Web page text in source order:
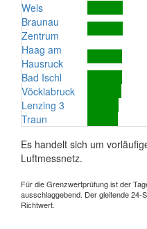
Wels
Braunau
Zentrum
Haag am
Hausruck
Bad Ischl
Vöcklabruck
Lenzing 3
Traun
Es handelt sich um
Luftmessnetz.
Für die Grenzwertprüfung ist der
ausschlaggebend. Der gleitende 24-
Richtwert.